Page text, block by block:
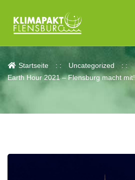
Aktuelles
Startseite
Uncategorized
Earth Hour 2021 – Flensburg macht mit!